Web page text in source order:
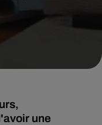
une